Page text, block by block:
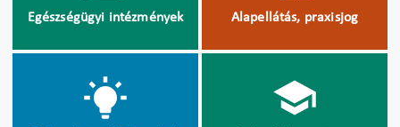
Egészségügyi intézmények Alapellátás, praxisjog